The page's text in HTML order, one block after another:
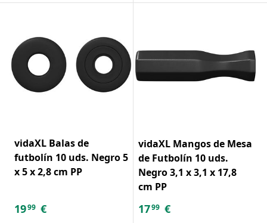
vidaXL Balas de
futbolín 10 uds. Negro 5
x 5 x 2,8 cm PP
1999 €
vidaXL Mangos de Mesa
de Futbolín 10 uds.
Negro 3,1 x 3,1 x 17,8
cm PP
1799 €